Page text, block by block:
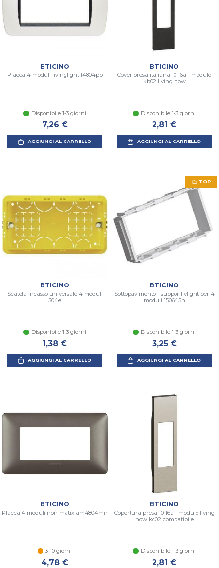
BTICINO
Placca 4 moduli livinglight l4804pb
Disponibile 1-3 giorni
7,26 €
AGGIUNGI AL CARRELLO
BTICINO
Cover presa italiana 10 16a 1 modulo
kb02 living now
Disponibile 1-3 giorni
2,81 €
AGGIUNGI AL CARRELLO
BTICINO
Scatola incasso universale 4 moduli
504e
Disponibile 1-3 giorni
1,38 €
AGGIUNGI AL CARRELLO
TOP
BTICINO
Sottopavimento - suppor livlight per 4
moduli 150645n
Disponibile 1-3 giorni
3,25 €
AGGIUNGI AL CARRELLO
BTICINO
Placca 4 moduli iron matix am4804mir
3-10 giorni
4,78 €
BTICINO
Copertura presa 10 16a 1 modulo living
now kc02 compatibile
Disponibile 1-3 giorni
2,81 €